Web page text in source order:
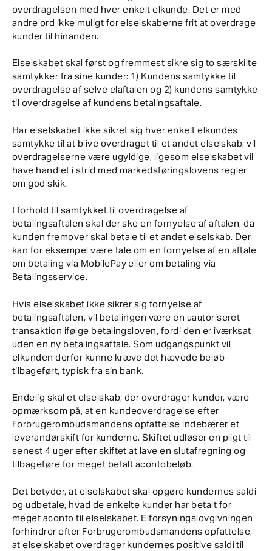
overdragelsen med hver enkelt elkunde. Det er med
andre ord ikke muligt for elselskaberne frit at overdrage
kunder til hinanden.
Elselskabet skal først og fremmest sikre sig to særskilte
samtykker fra sine kunder: 1) Kundens samtykke til
overdragelse af selve elaftalen og 2) kundens samtykke
til overdragelse af kundens betalingsaftale.
Har elselskabet ikke sikret sig hver enkelt elkundes
samtykke til at blive overdraget til et andet elselskab, vil
overdragelserne være ugyldige, ligesom elselskabet vil
have handlet i strid med markedsføringslovens regler
om god skik.
I forhold til samtykket til overdragelse af
betalingsaftalen skal der ske en fornyelse af aftalen, da
kunden fremover skal betale til et andet elselskab. Der
kan for eksempel være tale om en fornyelse af en aftale
om betaling via MobilePay eller om betaling via
Betalingsservice.
Hvis elselskabet ikke sikrer sig fornyelse af
betalingsaftalen, vil betalingen være en uautoriseret
transaktion ifølge betalingsloven, fordi den er iværksat
uden en ny betalingsaftale. Som udgangspunkt vil
elkunden derfor kunne kræve det hævede beløb
tilbageført, typisk fra sin bank.
Endelig skal et elselskab, der overdrager kunder, være
opmærksom på, at en kundeoverdragelse efter
Forbrugerombudsmandens opfattelse indebærer et
leverandørskift for kunderne. Skiftet udløser en pligt til
senest 4 uger efter skiftet at lave en slutafregning og
tilbageføre for meget betalt acontobeløb.
Det betyder, at elselskabet skal opgøre kundernes saldi
og udbetale, hvad de enkelte kunder har betalt for
meget aconto til elselskabet. Elforsyningslovgivningen
forhindrer efter Forbrugerombudsmandens opfattelse,
at elselskabet overdrager kundernes positive saldi til